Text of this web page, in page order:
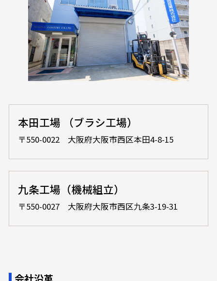
本田工場 （ブラシ工場）
〒550-0022 大阪府大阪市西区本田4-8-15
九条工場（機械組立）
〒550-0027 大阪府大阪市西区九条3-19-31
会社沿革